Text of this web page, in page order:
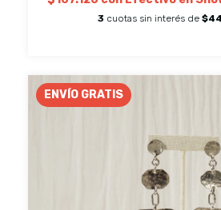
3 cuotas sin interés de
ENVÍO GRATIS